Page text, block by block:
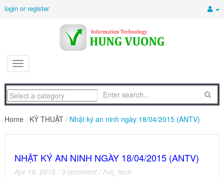
login or register
Home / KỸ THUẬT / Nhật ký an ninh ngày 18/04/2015 (ANTV)
NHẬT KÝ AN NINH NGÀY 18/04/2015 (ANTV)
Apr 19, 2015 / 0 comment /hvc_tech